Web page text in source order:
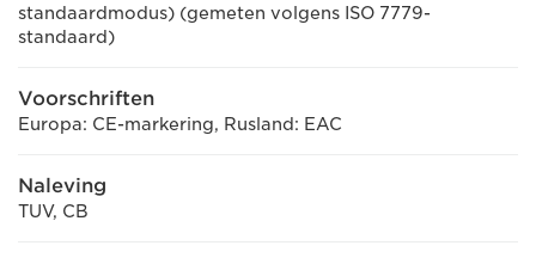
standaardmodus) (gemeten volgens ISO 7779-
standaard)
Voorschriften
Europa: CE-markering, Rusland: EAC
Naleving
TUV, CB